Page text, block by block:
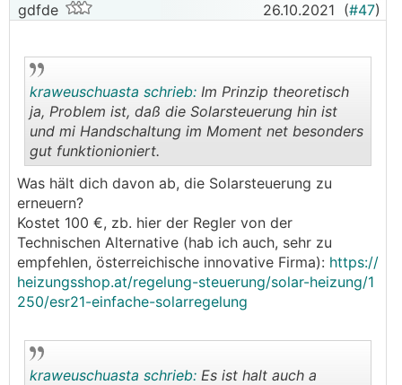
gdfde 26.10.2021 (#47)
..
kraweuschuasta schrieb: Im Prinzip theoretisch
ja, Problem ist, daß die Solarsteuerung hin ist
und mi Handschaltung im Moment net besonders
gut funktionioniert.
Was hält dich davon ab, die Solarsteuerung zu
erneuern?
Kostet 100 €, zb. hier der Regler von der
Technischen Alternative (hab ich auch, sehr zu
empfehlen, österreichische innovative Firma): https://
heizungsshop.at/regelung-steuerung/solar-heizung/1
250/esr21-einfache-solarregelung
kraweuschuasta schrieb: Es ist halt auch a